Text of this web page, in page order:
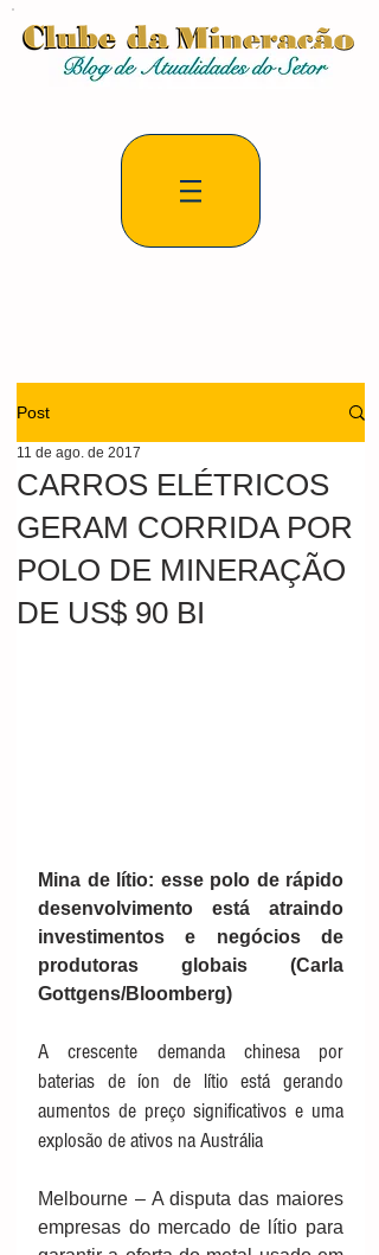
Post
CARROS ELÉTRICOS
GERAM CORRIDA POR
POLO DE MINERAÇÃO
DE US$ 90 BI
11 de ago. de 2017
Mina de lítio: esse polo de rápido
desenvolvimento está atraindo
investimentos e negócios de
produtoras globais (Carla
Gottgens/Bloomberg)
A crescente demanda chinesa por
baterias de íon de lítio está gerando
aumentos de preço significativos e uma
explosão de ativos na Austrália
Melbourne – A disputa das maiores
empresas do mercado de lítio para